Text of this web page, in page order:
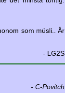
som müsli.. Är
- LG2S
- C-Povitch